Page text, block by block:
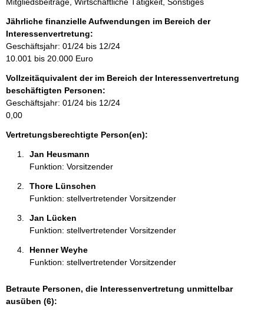
n
f
o
r
m
t
i
o
n
e
Jährliche finanzielle Aufwendungen im Bereich der
Interessenvertretung:
Geschäftsjahr: 01/24 bis 12/24
10.001 bis 20.000 Euro
Vollzeitäquivalent der im Bereich der Interessenvertretung
beschäftigten Personen:
Geschäftsjahr: 01/24 bis 12/24
0,00
Vertretungsberechtigte Person(en):
Jan Heusmann
Funktion: Vorsitzender
Thore Lünschen
Funktion: stellvertretender Vorsitzender
Jan Lücken
Funktion: stellvertretender Vorsitzender
Henner Weyhe
Funktion: stellvertretender Vorsitzender
Betraute Personen, die Interessenvertretung unmittelbar
ausüben (6):